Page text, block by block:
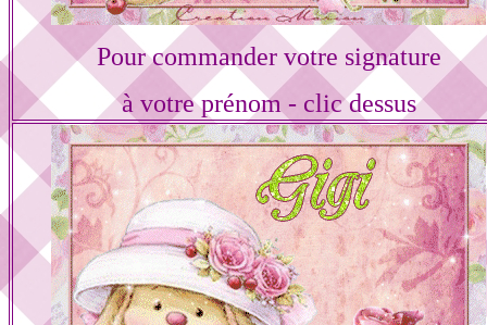
Pour commander votre signature
à votre prénom - clic dessus